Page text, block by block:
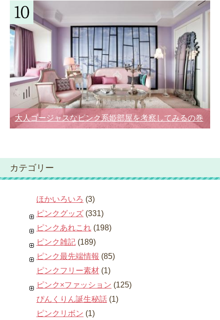
大人ゴージャスなピンク系姫部屋を考察してみるの巻
カテゴリー
ほかいろいろ (3)
ピンクグッズ (331)
ピンクあれこれ (198)
ピンク雑記 (189)
ピンク最先端情報 (85)
ピンクフリー素材 (1)
ピンク×ファッション (125)
ぴんくりん誕生秘話 (1)
ピンクリボン (1)